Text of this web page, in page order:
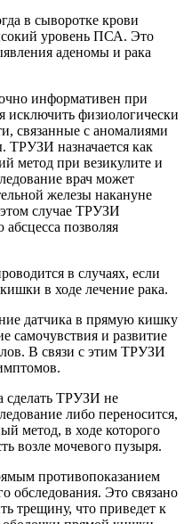
в сыворотке крови
уровень ПСА. Это
аденомы и рака
информативен при
исключить физиологически
связанные с аномалиями
ТРУЗИ назначается как
метод при везикулите и
врач может
железы накануне
случае ТРУЗИ
позволяя
в случаях, если
в ходе лечение рака.
датчика в прямую кишку
самочувствия и развитие
В связи с этим ТРУЗИ
сделать ТРУЗИ не
либо переносится,
метод, в ходе которого
возле мочевого пузыря.
противопоказанием
обследования. Это связано
трещину, что приведет к